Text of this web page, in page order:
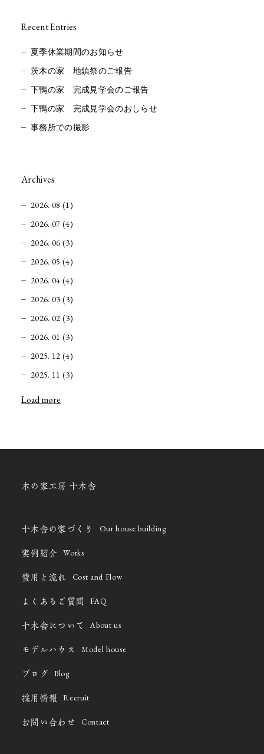
Recent Entries
夏季休業期間のお知らせ
茨木の家 地鎮祭のご報告
下鴨の家 完成見学会のご報告
下鴨の家 完成見学会のおしらせ
事務所での撮影
Archives
2026. 08 (1)
2026. 07 (4)
2026. 06 (3)
2026. 05 (4)
2026. 04 (4)
2026. 03 (3)
2026. 02 (3)
2026. 01 (3)
2025. 12 (4)
2025. 11 (3)
Load more
木の家工房 十木舎
十木舎の家づくり Our house building
実例紹介 Works
費用と流れ Cost and Flow
よくあるご質問 FAQ
十木舎について About us
モデルハウス Model house
ブログ Blog
採用情報 Recruit
お問い合わせ Contact